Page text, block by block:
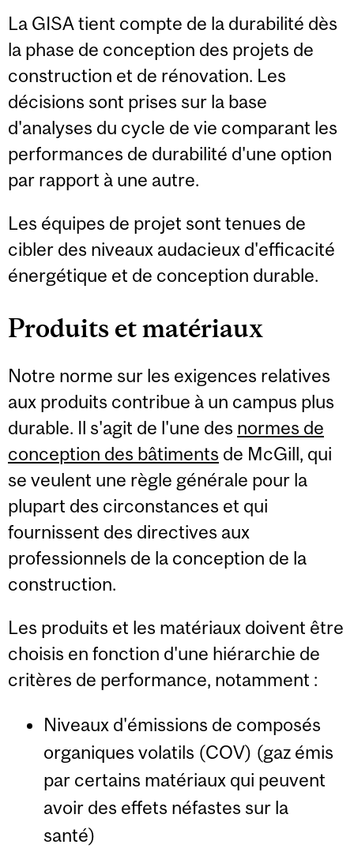
La GISA tient compte de la durabilité dès
la phase de conception des projets de
construction et de rénovation. Les
décisions sont prises sur la base
d'analyses du cycle de vie comparant les
performances de durabilité d'une option
par rapport à une autre.
Les équipes de projet sont tenues de
cibler des niveaux audacieux d'efficacité
énergétique et de conception durable.
Produits et matériaux
Notre norme sur les exigences relatives
aux produits contribue à un campus plus
durable. Il s'agit de l'une des normes de
conception des bâtiments de McGill, qui
se veulent une règle générale pour la
plupart des circonstances et qui
fournissent des directives aux
professionnels de la conception de la
construction.
Les produits et les matériaux doivent être
choisis en fonction d'une hiérarchie de
critères de performance, notamment :
Niveaux d'émissions de composés
organiques volatils (COV) (gaz émis
par certains matériaux qui peuvent
avoir des effets néfastes sur la
santé)